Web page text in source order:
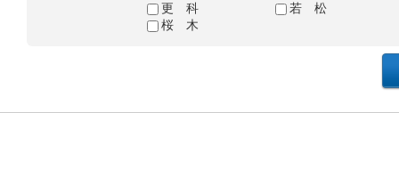
更 科
若 松
桜 木